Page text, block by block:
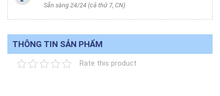
Sẵn sàng 24/24 (cả thứ 7, CN)
THÔNG TIN SẢN PHẨM
Rate this product